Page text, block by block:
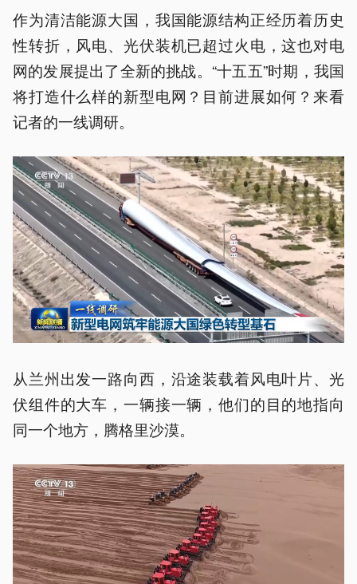
作为清洁能源大国，我国能源结构正经历着历史
性转折，风电、光伏装机已超过火电，这也对电
网的发展提出了全新的挑战。“十五五”时期，我国
将打造什么样的新型电网？目前进展如何？来看
记者的一线调研。
从兰州出发一路向西，沿途装载着风电叶片、光
伏组件的大车，一辆接一辆，他们的目的地指向
同一个地方，腾格里沙漠。